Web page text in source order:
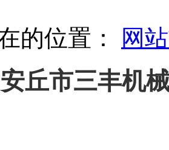
的位置：
网
安丘市三丰机